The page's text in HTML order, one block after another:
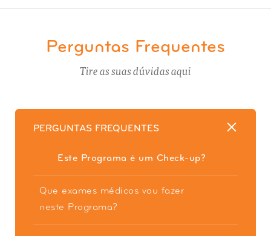
Perguntas Frequentes
Tire as suas dúvidas aqui
PERGUNTAS FREQUENTES
Este Programa é um Check-up?
Que exames médicos vou fazer
neste Programa?